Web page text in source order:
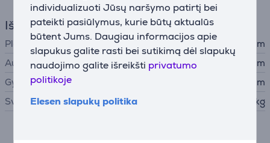
individualizuoti Jūsų naršymo patirtį bei
pateikti pasiūlymus, kurie būtų aktualūs
būtent Jums. Daugiau informacijos apie
slapukus galite rasti bei sutikimą dėl slapukų
naudojimo galite išreikšti privatumo
politikoje
Elesen slapukų politika
Išmatavimai
Plotis
59,4 cm
Aukštis
45,9 cm
Gylis
40,4 cm
Svoris
18,5 kg